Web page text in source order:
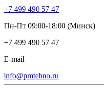
+7 499 490 57 47
Пн-Пт 09:00-18:00 (Минск)
+7 499 490 57 47
E-mail
info@pmtehno.ru